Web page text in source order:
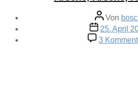
Von
25. April
3